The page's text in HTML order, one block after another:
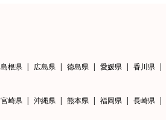
島根県 広島県 徳島県 愛媛県 香川県
宮崎県 沖縄県 熊本県 福岡県 長崎県